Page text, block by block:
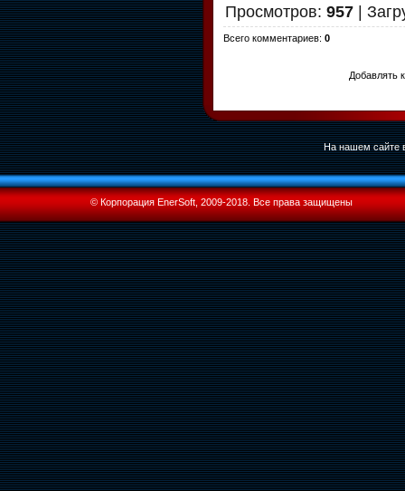
Просмотров: 957 |
Всего комментариев: 0
Добавлять
На нашем сайте
© Корпорация EnerSoft, 2009-2018. Все права защищены